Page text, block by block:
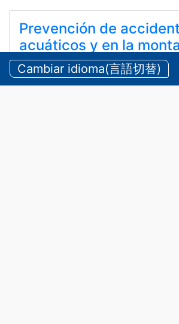
Prevención de
acuáticos y en la
durante el verano
【三重県警察本部】夏期における水
Cambiar idioma(言語切替)